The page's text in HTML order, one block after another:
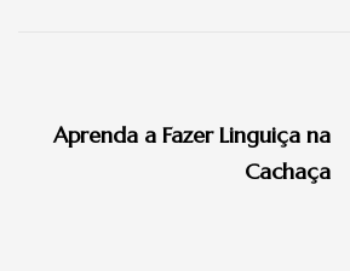
post
Aprenda a Fazer Linguiça na
Cachaça